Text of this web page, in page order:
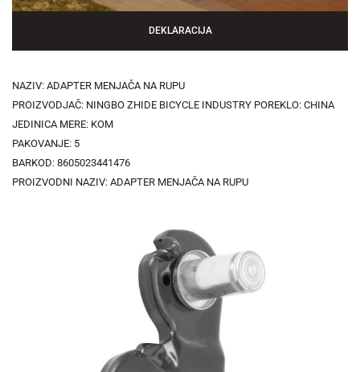
DEKLARACIJA
NAZIV: ADAPTER MENJAČA NA RUPU
PROIZVODJAČ: NINGBO ZHIDE BICYCLE INDUSTRY POREKLO: CHINA
JEDINICA MERE: KOM
PAKOVANJE: 5
BARKOD: 8605023441476
PROIZVODNI NAZIV: ADAPTER MENJAČA NA RUPU